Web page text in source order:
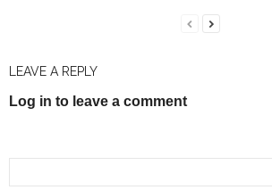
LEAVE A REPLY
Log in to leave a comment